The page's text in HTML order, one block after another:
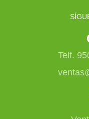
Telf.